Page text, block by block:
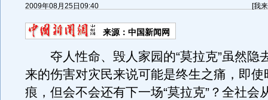
2009年08月25日09:40 [我
来源： 中国新闻网
夺人性命、毁人家园的“莫拉克”虽然隐
来的伤害对灾民来说可能是终生之痛，即使
痕，但会不会还有下一场“莫拉克”？全社会